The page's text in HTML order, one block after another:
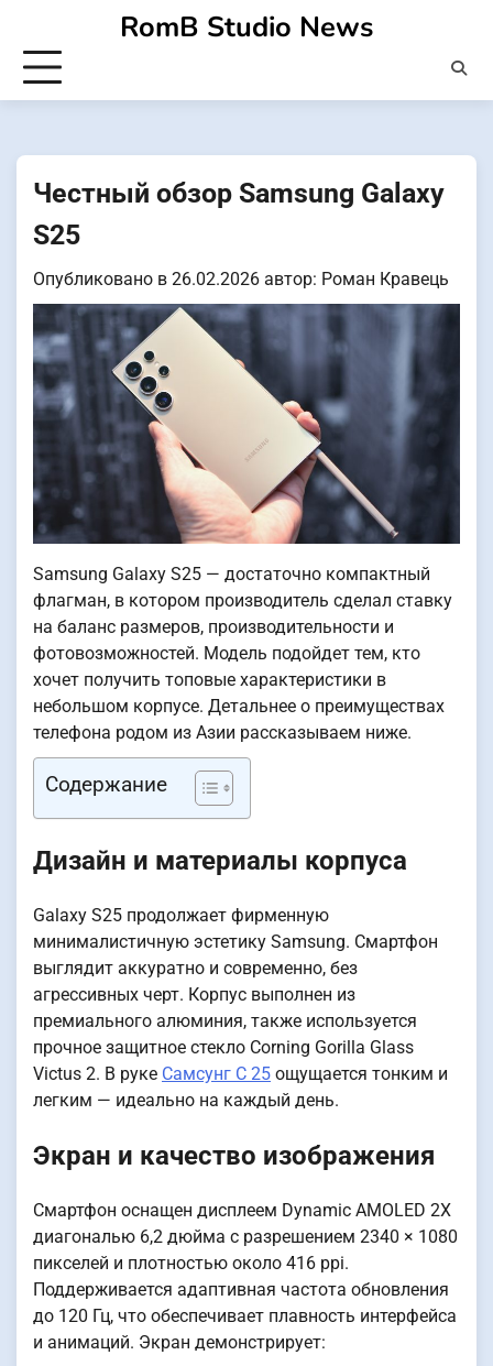
содержимому
RomB Studio News
Честный обзор Samsung Galaxy
S25
Опубликовано в 26.02.2026 автор: Роман Кравець
Samsung Galaxy S25 — достаточно компактный
флагман, в котором производитель сделал ставку
на баланс размеров, производительности и
фотовозможностей. Модель подойдет тем, кто
хочет получить топовые характеристики в
небольшом корпусе. Детальнее о преимуществах
телефона родом из Азии рассказываем ниже.
Содержание
Дизайн и материалы корпуса
Galaxy S25 продолжает фирменную
минималистичную эстетику Samsung. Смартфон
выглядит аккуратно и современно, без
агрессивных черт. Корпус выполнен из
премиального алюминия, также используется
прочное защитное стекло Corning Gorilla Glass
Victus 2. В руке Самсунг С 25 ощущается тонким и
легким — идеально на каждый день.
Экран и качество изображения
Смартфон оснащен дисплеем Dynamic AMOLED 2X
диагональю 6,2 дюйма с разрешением 2340 × 1080
пикселей и плотностью около 416 ppi.
Поддерживается адаптивная частота обновления
до 120 Гц, что обеспечивает плавность интерфейса
и анимаций. Экран демонстрирует: